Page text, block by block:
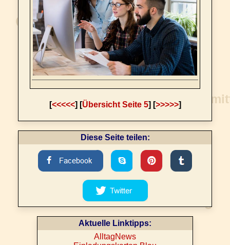
[<<<<<] [Übersicht Seite 5] [>>>>>]
Diese Seite teilen:
Aktuelle Linktipps:
AlltagNews